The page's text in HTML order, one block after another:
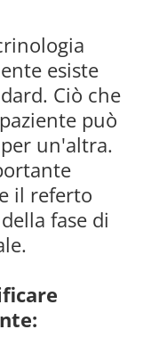
esiste
Ciò che
può
un'altra.
il referto
fase di